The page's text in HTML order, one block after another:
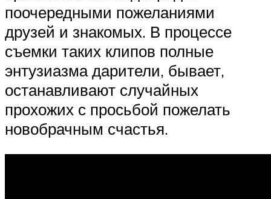
поочередными пожеланиями
друзей и знакомых. В процессе
съемки таких клипов полные
энтузиазма дарители, бывает,
останавливают случайных
прохожих с просьбой пожелать
новобрачным счастья.